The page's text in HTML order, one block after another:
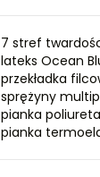
7 stref
lateks Ocean
przekładka
sprężyny
pianka
pianka